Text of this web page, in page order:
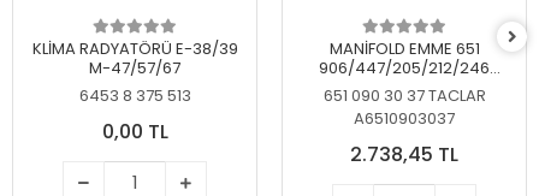
KLİMA RADYATÖRÜ E-38/39
M-47/57/67
6453 8 375 513
0,00 TL
MANİFOLD EMME 651
906/447/205/212/246
KELEBEKSİZ
651 090 30 37 TACLAR
A6510903037
2.738,45 TL